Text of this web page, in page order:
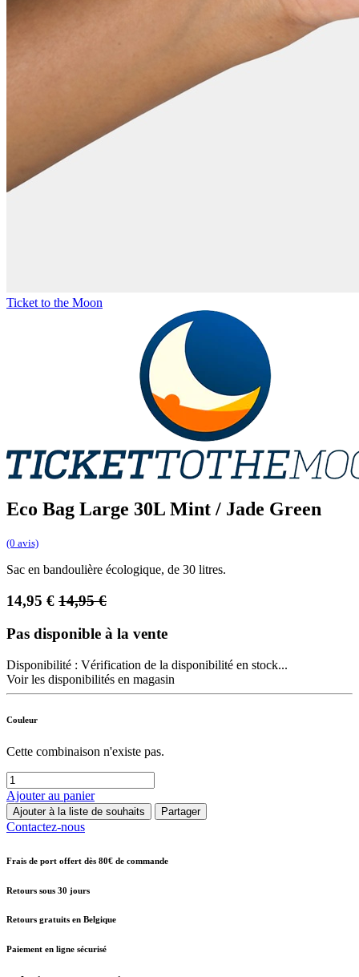
Ticket to the Moon
Eco Bag Large 30L Mint / Jade Green
(0 avis)
Sac en bandoulière écologique, de 30 litres.
14,95 € 14,95€
Pas disponible à la vente
Disponibilité : Vérification de la disponibilité en stock...
Voir les disponibilités en magasin
Couleur
Cette combinaison n'existe pas.
Ajouter au panier
Ajouter à la liste de souhaits Partager
Contactez-nous
Frais de port offert dès 80€ de commande
Retours sous 30 jours
Retours gratuits en Belgique
Paiement en ligne sécurisé